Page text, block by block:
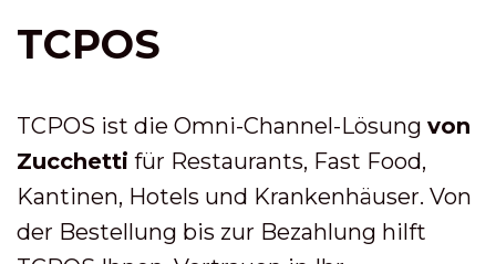
TCPOS
TCPOS ist die Omni-Channel-Lösung von
Zucchetti für Restaurants, Fast Food,
Kantinen, Hotels und Krankenhäuser. Von
der Bestellung bis zur Bezahlung hilft